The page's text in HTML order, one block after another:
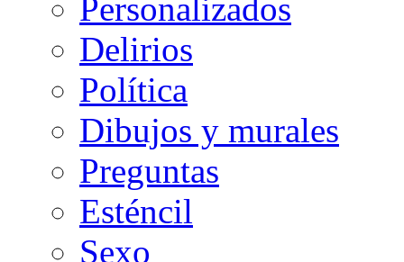
Personalizados
Delirios
Política
Dibujos y murales
Preguntas
Esténcil
Sexo